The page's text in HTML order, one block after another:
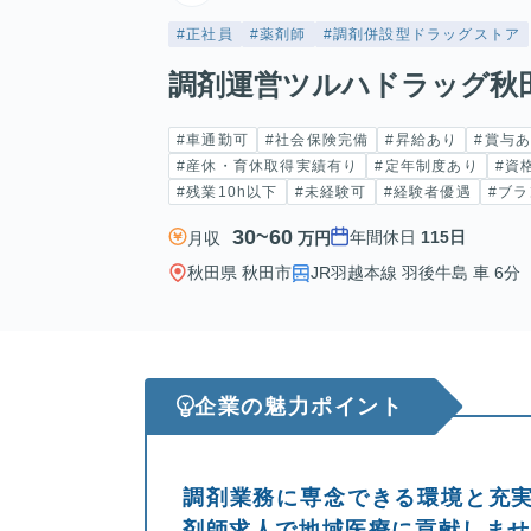
#正社員 #薬剤師 #調剤併設型ドラッグストア
調剤運営ツルハドラッグ秋
#車通勤可 #社会保険完備 #昇給あり
#賞与
#産休・育休取得実績有り
#定年制度あり
#資
#残業10h以下
#未経験可 #経験者優遇 #ブ
月収 30~60 万円 年間休日 115日
秋田県 秋田市
JR羽越本線 羽後牛島 車 6分
企業の魅力ポイント
調剤業務に専念できる環境と充